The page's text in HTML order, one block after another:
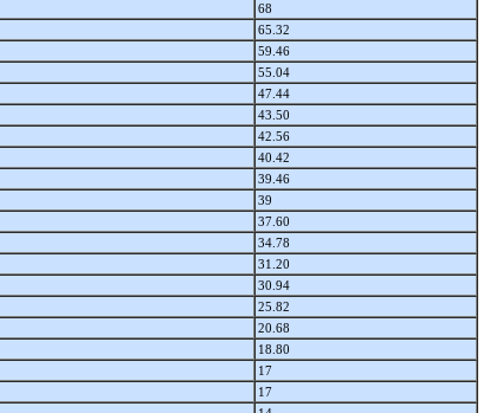
68
65.32
59.46
55.04
47.44
43.50
42.56
40.42
39.46
39
37.60
34.78
31.20
30.94
25.82
20.68
18.80
17
17